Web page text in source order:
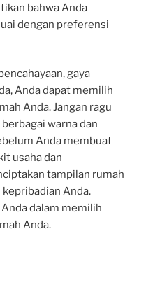
bahwa Anda
dengan preferensi
gaya
Anda dapat memilih
Anda. Jangan ragu
warna dan
Anda membuat
usaha dan
tampilan rumah
Anda.
dalam memilih
Anda.